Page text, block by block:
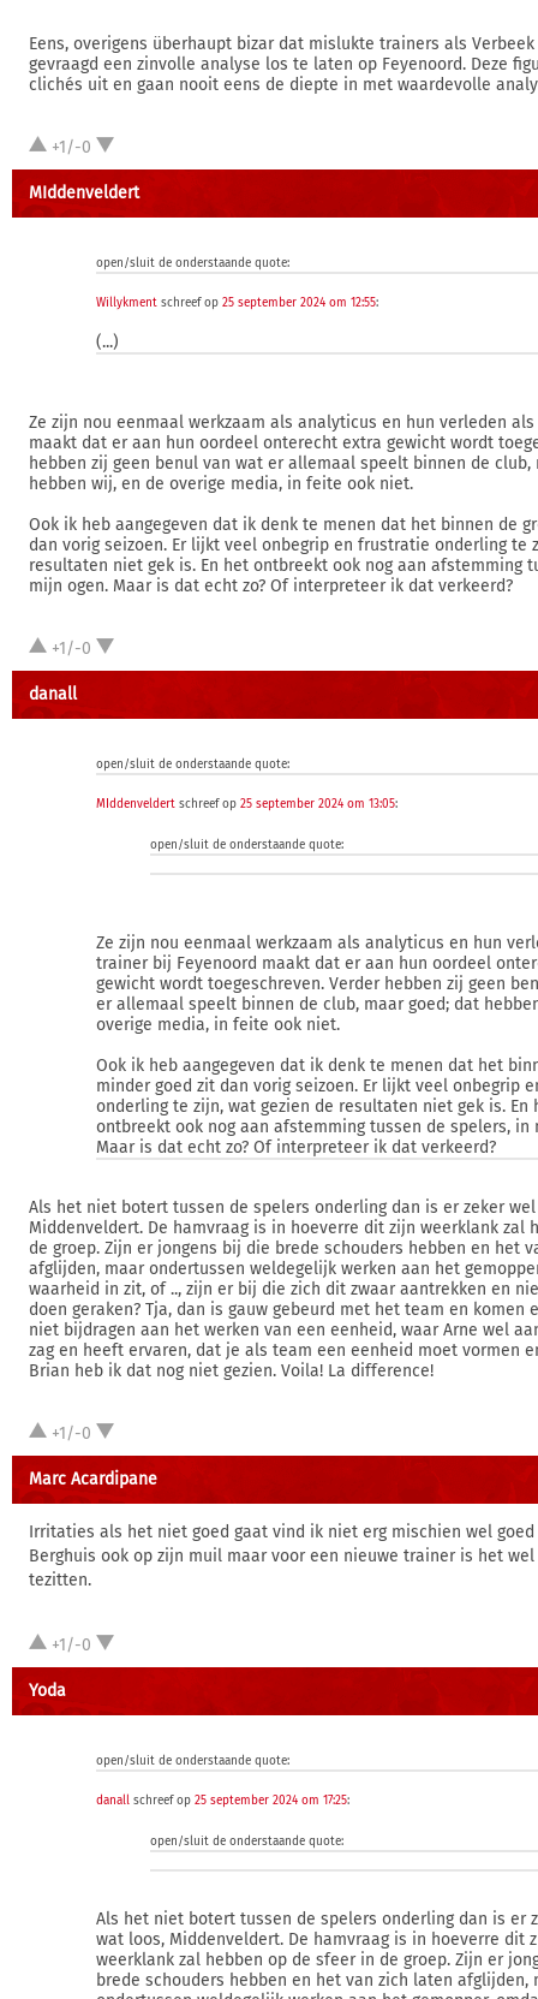
Eens, overigens überhaupt bizar dat mislukte trainers als
gevraagd een zinvolle analyse los te laten op Feyenoord. Deze
clichés uit en gaan nooit eens de diepte in met waardevolle
+1/-0
MIddenveldert
open/sluit de onderstaande quote:
Willykment schreef op 25 september 2024 om 12:55:
(...)
Ze zijn nou eenmaal werkzaam als analyticus en hun verleden
maakt dat er aan hun oordeel onterecht extra gewicht wordt
hebben zij geen benul van wat er allemaal speelt binnen de club,
hebben wij, en de overige media, in feite ook niet.
Ook ik heb aangegeven dat ik denk te menen dat het binnen de
dan vorig seizoen. Er lijkt veel onbegrip en frustratie onderling te
resultaten niet gek is. En het ontbreekt ook nog aan afstemming
mijn ogen. Maar is dat echt zo? Of interpreteer ik dat verkeerd?
+1/-0
danall
open/sluit de onderstaande quote:
MIddenveldert schreef op 25 september 2024 om 13:05:
open/sluit de onderstaande quote:
Ze zijn nou eenmaal werkzaam als analyticus en hun
trainer bij Feyenoord maakt dat er aan hun oordeel
gewicht wordt toegeschreven. Verder hebben zij geen
er allemaal speelt binnen de club, maar goed; dat
overige media, in feite ook niet.
Ook ik heb aangegeven dat ik denk te menen dat het
minder goed zit dan vorig seizoen. Er lijkt veel onbegrip
onderling te zijn, wat gezien de resultaten niet gek is. En
ontbreekt ook nog aan afstemming tussen de spelers, in
Maar is dat echt zo? Of interpreteer ik dat verkeerd?
Als het niet botert tussen de spelers onderling dan is er zeker
Middenveldert. De hamvraag is in hoeverre dit zijn weerklank zal
de groep. Zijn er jongens bij die brede schouders hebben en het
afglijden, maar ondertussen weldegelijk werken aan het
waarheid in zit, of .., zijn er bij die zich dit zwaar aantrekken en
doen geraken? Tja, dan is gauw gebeurd met het team en komen
niet bijdragen aan het werken van een eenheid, waar Arne wel
zag en heeft ervaren, dat je als team een eenheid moet vormen
Brian heb ik dat nog niet gezien. Voila! La difference!
+1/-0
Marc Acardipane
Irritaties als het niet goed gaat vind ik niet erg mischien wel goed
Berghuis ook op zijn muil maar voor een nieuwe trainer is het
tezitten.
+1/-0
Yoda
open/sluit de onderstaande quote:
danall schreef op 25 september 2024 om 17:25:
open/sluit de onderstaande quote:
Als het niet botert tussen de spelers onderling dan is er
wat loos, Middenveldert. De hamvraag is in hoeverre dit
weerklank zal hebben op de sfeer in de groep. Zijn er
brede schouders hebben en het van zich laten afglijden,